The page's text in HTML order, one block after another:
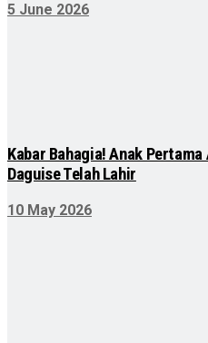
5 June 2026
Kabar Bahagia! Anak
Daguise Telah Lahir
10 May 2026